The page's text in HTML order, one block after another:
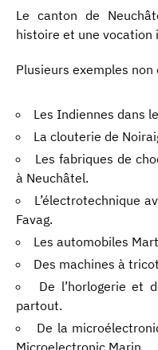
Le canton de
histoire et une vocation
Plusieurs exemples non
Les Indiennes dans
La clouterie de
Les fabriques de
à Neuchâtel.
L’électrotechnique
Favag.
Les automobiles
Des machines à
De l’horlogerie et
partout.
De la
Microelectronic Marin.